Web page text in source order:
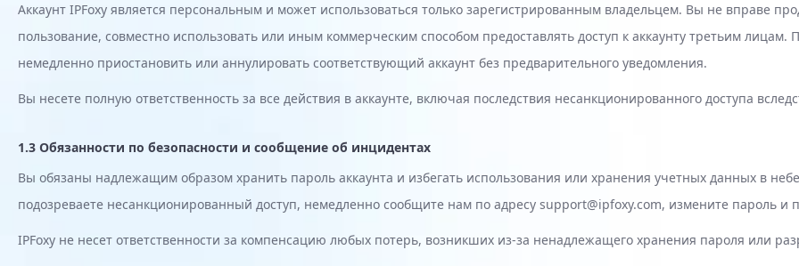
Аккаунт IPFoxy является персональным и может использоваться только зарегистрированным владельцем. Вы не вправе
пользование, совместно использовать или иным коммерческим способом предоставлять доступ к аккаунту третьим лицам.
немедленно приостановить или аннулировать соответствующий аккаунт без предварительного уведомления.
Вы несете полную ответственность за все действия в аккаунте, включая последствия несанкционированного доступа
1.3 Обязанности по безопасности и сообщение об инцидентах
Вы обязаны надлежащим образом хранить пароль аккаунта и избегать использования или хранения учетных данных в
подозреваете несанкционированный доступ, немедленно сообщите нам по адресу support@ipfoxy.com, измените пароль
IPFoxy не несет ответственности за компенсацию любых потерь, возникших из-за ненадлежащего хранения пароля или